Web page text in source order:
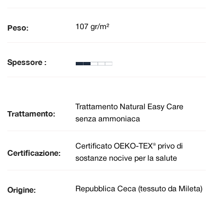
Peso: 107 gr/m²
Spessore :
Trattamento:
Trattamento Natural Easy Care
senza ammoniaca
Certificazione:
Certificato OEKO-TEX® privo di
sostanze nocive per la salute
Origine: Repubblica Ceca (tessuto da Mileta)